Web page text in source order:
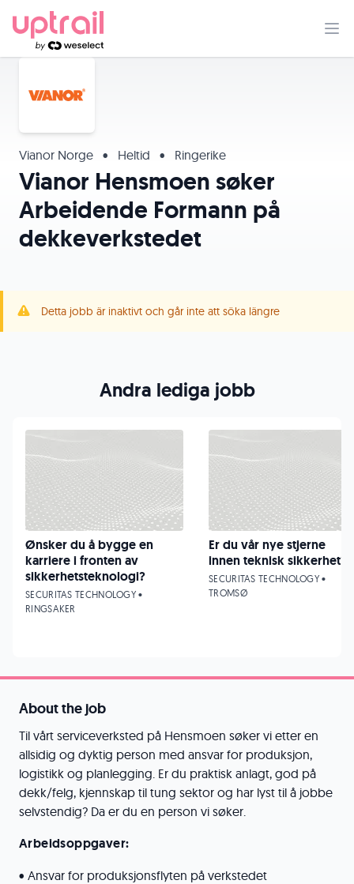
Vianor Norge • Heltid • Ringerike
Vianor Hensmoen søker
Arbeidende Formann på
dekkeverkstedet
Detta jobb är inaktivt och går inte att söka längre
About the job
Til vårt serviceverksted på Hensmoen søker vi etter en
allsidig og dyktig person med ansvar for produksjon,
logistikk og planlegging. Er du praktisk anlagt, god på
dekk/felg, kjennskap til tung sektor og har lyst til å jobbe
selvstendig? Da er du en person vi søker.
Arbeidsoppgaver:
• Ansvar for produksjonsflyten på verkstedet
Andra lediga jobb
Ønsker du å bygge en
karriere i fronten av
sikkerhetsteknologi?
SECURITAS TECHNOLOGY •
RINGSAKER
Er du vår nye stjerne
innen teknisk sikkerhet?
SECURITAS TECHNOLOGY •
TROMSØ